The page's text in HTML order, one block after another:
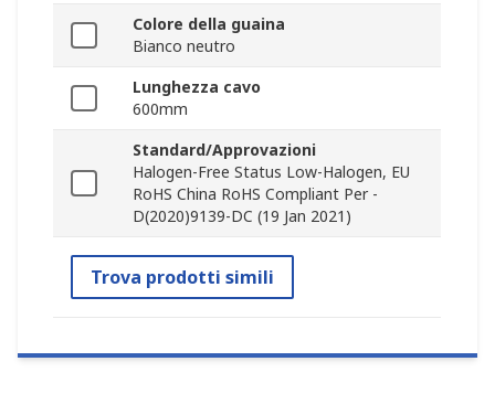
Colore della guaina
Bianco neutro
Lunghezza cavo
600mm
Standard/Approvazioni
Halogen-Free Status Low-Halogen, EU
RoHS China RoHS Compliant Per -
D(2020)9139-DC (19 Jan 2021)
Trova prodotti simili